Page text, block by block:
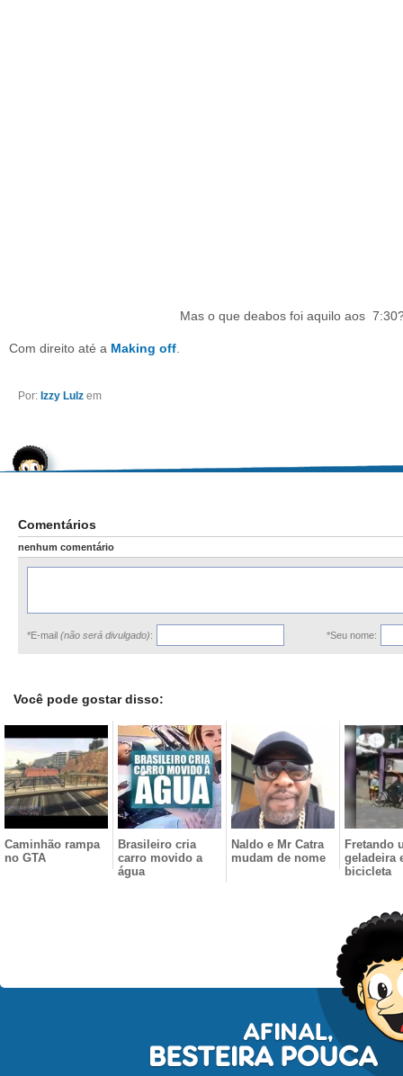
Mas o que deabos foi aquilo aos
Com direito até a Making off
Por: Izzy Lulz em
Comentários
nenhum comentário
*E-mail (não será divulgado): *Seu nome:
Você pode gostar disso:
Caminhão rampa
no GTA
Brasileiro cria
carro movido a
água
Naldo e Mr Catra
mudam de nome
Fretando
geladeira
bicicleta